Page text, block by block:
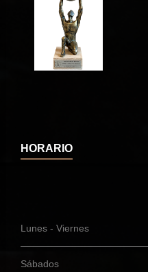
HORARIO
Lunes - Viernes
Sábados